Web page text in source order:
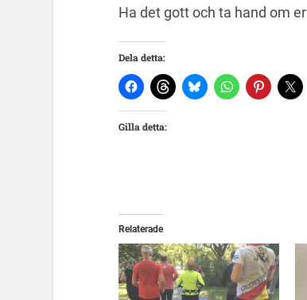
Ha det gott och ta hand om er
Dela detta:
Gilla detta:
Relaterade